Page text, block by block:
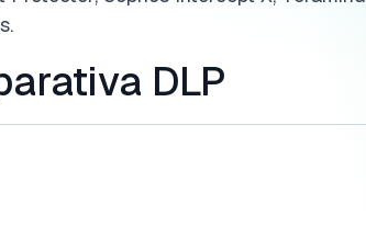
DLP